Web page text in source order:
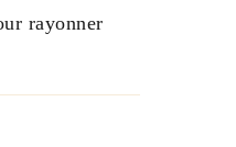
rayonner